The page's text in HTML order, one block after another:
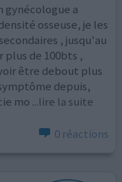
gynécologue a
osseuse, je les
, jusqu'au
plus de 100bts ,
être debout plus
depuis,
mo ...lire la suite
0 réactions